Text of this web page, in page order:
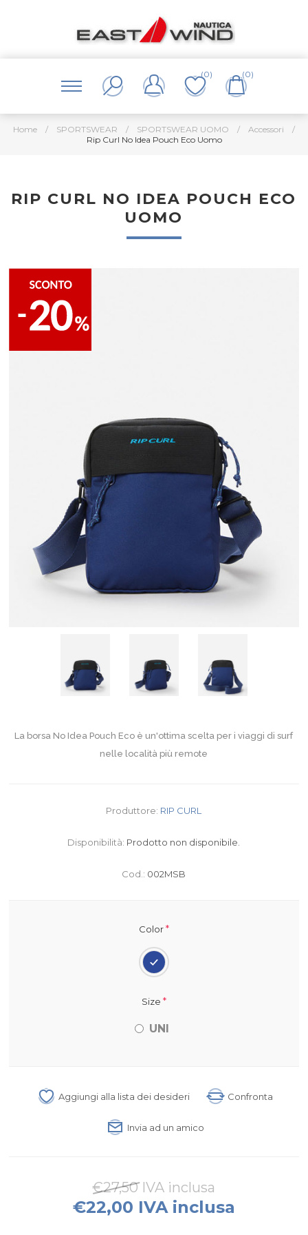
(0) (0)
Home / SPORTSWEAR / SPORTSWEAR UOMO / Accessori
/
Rip Curl No Idea Pouch Eco Uomo
RIP CURL NO IDEA POUCH ECO
UOMO
La borsa No Idea Pouch Eco è un'ottima scelta per i viaggi di surf
nelle località più remote
Produttore: RIP CURL
Disponibilità: Prodotto non disponibile.
Cod.: 002MSB
Color*
Size *
UNI
Aggiungi alla lista dei desideri Confronta
Invia ad un amico
€27,50 IVA inclusa
€22,00 IVA inclusa